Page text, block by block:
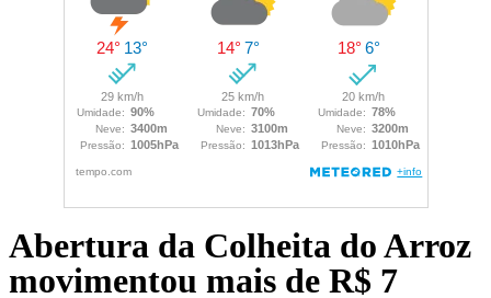
Abertura da Colheita do Arroz
movimentou mais de R$ 7